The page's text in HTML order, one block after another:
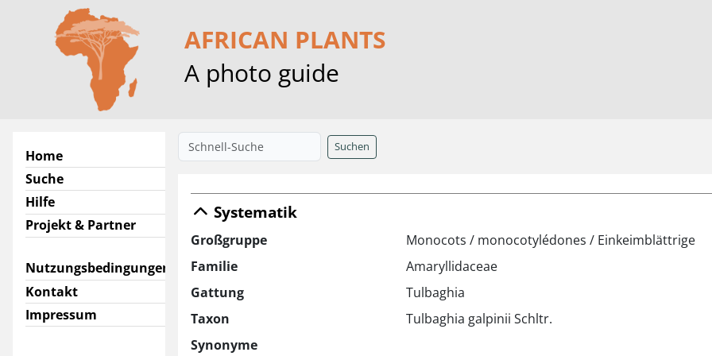
AFRICAN PLANTS
A photo guide
Home
Suche
Hilfe
Projekt & Partner
Nutzungsbedingungen
Kontakt
Impressum
Suchen
Systematik
Großgruppe
Monocots / monocotylédones / Einkeimblättrige
Familie
Amaryllidaceae
Gattung
Tulbaghia
Taxon
Tulbaghia galpinii Schltr.
Synonyme